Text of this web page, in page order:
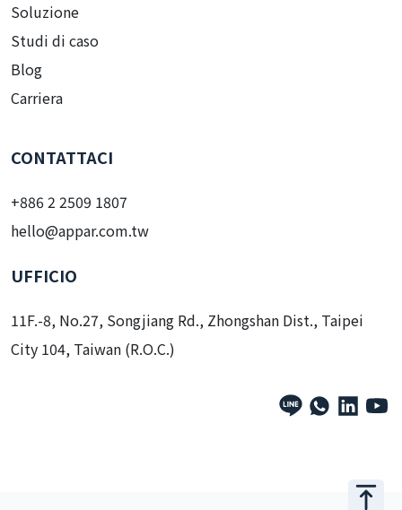
Soluzione
Studi di caso
Blog
Carriera
CONTATTACI
+886 2 2509 1807
hello@appar.com.tw
UFFICIO
11F.-8, No.27, Songjiang Rd., Zhongshan Dist., Taipei
City 104, Taiwan (R.O.C.)